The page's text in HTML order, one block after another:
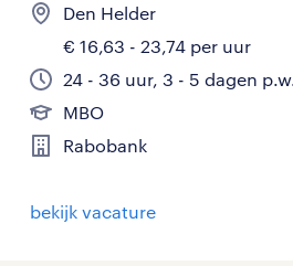
Den Helder
€ 16,63 - 23,74 per uur
24 - 36 uur, 3 - 5 dagen p.w.
MBO
Rabobank
bekijk vacature